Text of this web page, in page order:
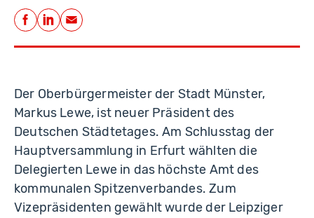
Teilen
Facebook
LinkedIn
E-Mail
Der Oberbürgermeister der Stadt Münster,
Markus Lewe, ist neuer Präsident des
Deutschen Städtetages. Am Schlusstag der
Hauptversammlung in Erfurt wählten die
Delegierten Lewe in das höchste Amt des
kommunalen Spitzenverbandes. Zum
Vizepräsidenten gewählt wurde der Leipziger